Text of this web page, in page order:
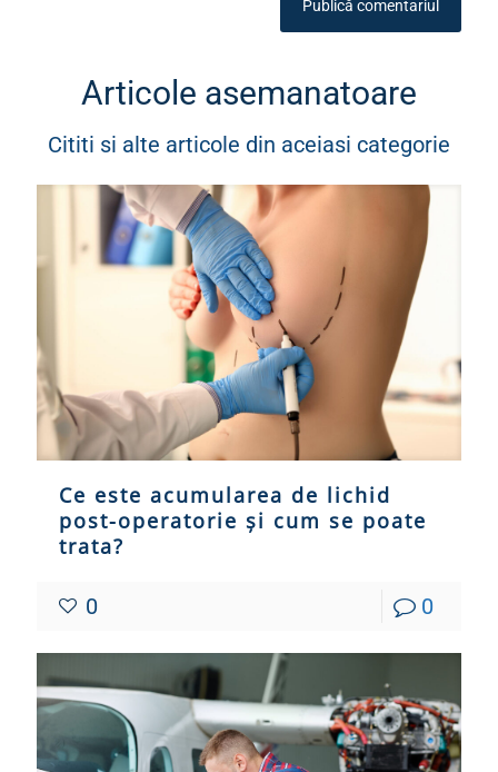
Articole asemanatoare
Cititi si alte articole din aceiasi categorie
Ce este acumularea de lichid
post-operatorie și cum se poate
trata?
0 0